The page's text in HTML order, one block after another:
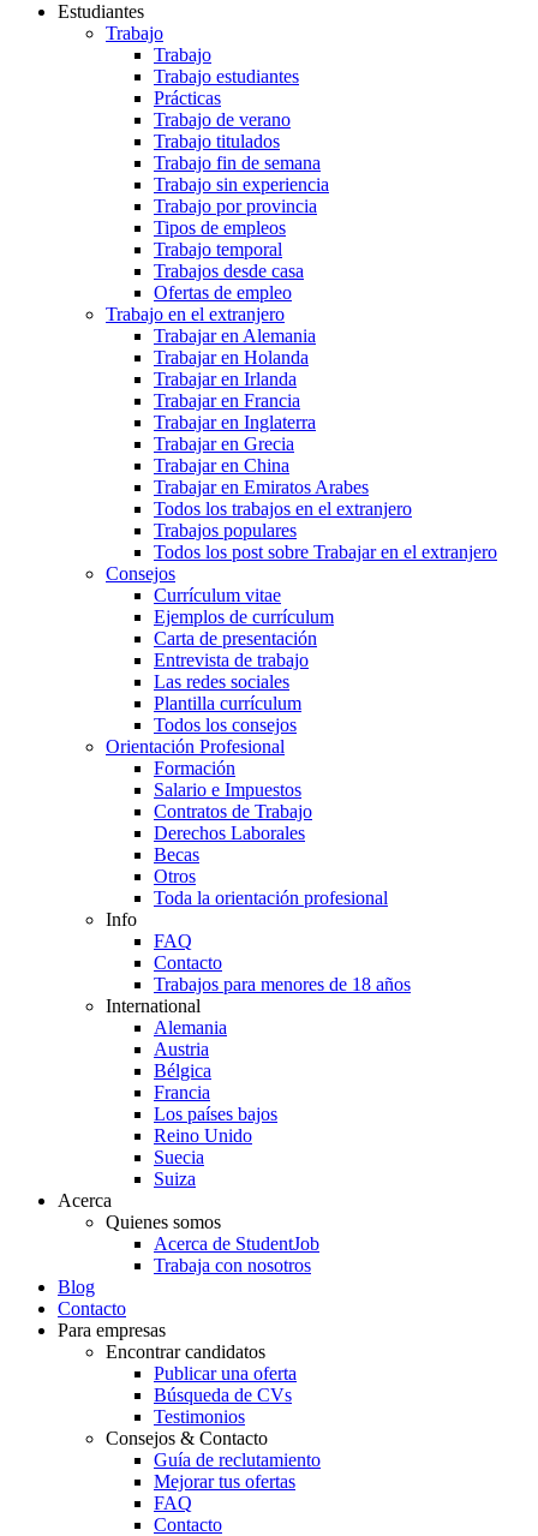
Estudiantes
Trabajo
Trabajo
Trabajo estudiantes
Prácticas
Trabajo de verano
Trabajo titulados
Trabajo fin de semana
Trabajo sin experiencia
Trabajo por provincia
Tipos de empleos
Trabajo temporal
Trabajos desde casa
Ofertas de empleo
Trabajo en el extranjero
Trabajar en Alemania
Trabajar en Holanda
Trabajar en Irlanda
Trabajar en Francia
Trabajar en Inglaterra
Trabajar en Grecia
Trabajar en China
Trabajar en Emiratos Arabes
Todos los trabajos en el extranjero
Trabajos populares
Todos los post sobre Trabajar en el extranjero
Consejos
Currículum vitae
Ejemplos de currículum
Carta de presentación
Entrevista de trabajo
Las redes sociales
Plantilla currículum
Todos los consejos
Orientación Profesional
Formación
Salario e Impuestos
Contratos de Trabajo
Derechos Laborales
Becas
Otros
Toda la orientación profesional
Info
FAQ
Contacto
Trabajos para menores de 18 años
International
Alemania
Austria
Bélgica
Francia
Los países bajos
Reino Unido
Suecia
Suiza
Acerca
Quienes somos
Acerca de StudentJob
Trabaja con nosotros
Blog
Contacto
Para empresas
Encontrar candidatos
Publicar una oferta
Búsqueda de CVs
Testimonios
Consejos & Contacto
Guía de reclutamiento
Mejorar tus ofertas
FAQ
Contacto